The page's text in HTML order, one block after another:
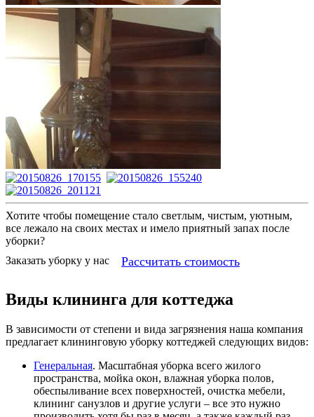
Хотите чтобы помещение стало светлым, чистым, уютным,
все лежало на своих местах и имело приятный запах после
уборки?
Заказать уборку у нас
Рассчитать стоимость
Виды клининга для коттеджа
В зависимости от степени и вида загрязнения наша компания
предлагает клининговую уборку коттеджей следующих видов:
Генеральная. Масштабная уборка всего жилого
пространства, мойка окон, влажная уборка полов,
обеспыливание всех поверхностей, очистка мебели,
клининг санузлов и другие услуги – все это нужно